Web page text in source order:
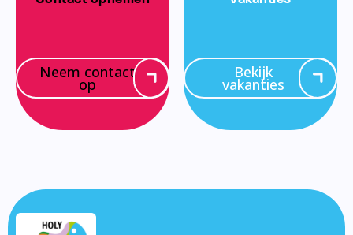
Neem contact
op
Bekijk
vakanties